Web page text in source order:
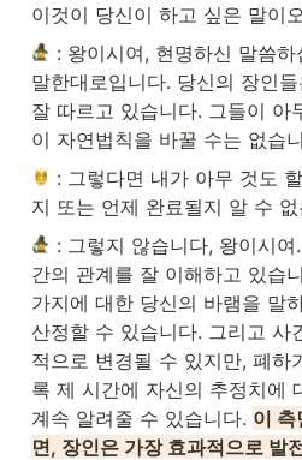
이것이 당신이 하고 싶은 말이
: 왕이시여, 현명하신 말씀하
말한대로입니다. 당신의 장인
잘 따르고 있습니다. 그들이 아
이 자연법칙을 바꿀 수는 없습
: 그렇다면 내가 아무 것도
지 또는 언제 완료될지 알 수
: 그렇지 않습니다, 왕이시
간의 관계를 잘 이해하고 있습
가지에 대한 당신의 바램을 말
산정할 수 있습니다. 그리고 사
적으로 변경될 수 있지만, 폐하
록 제 시간에 자신의 추정치에
계속 알려줄 수 있습니다. 이 측
면, 장인은 가장 효과적으로 발